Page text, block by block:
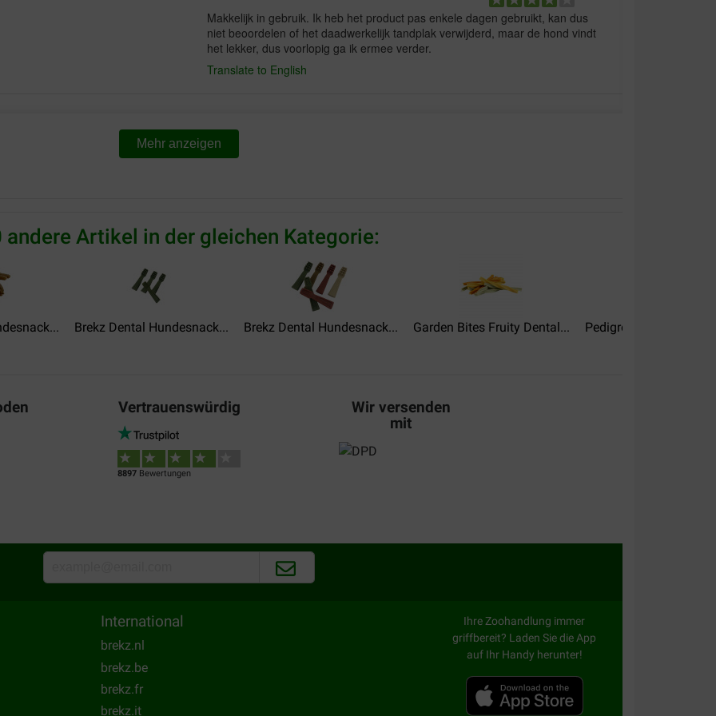
Makkelijk in gebruik. Ik heb het product pas enkele dagen gebruikt, kan dus
niet beoordelen of het daadwerkelijk tandplak verwijderd, maar de hond vindt
het lekker, dus voorlopig ga ik ermee verder.
Translate to English
01-07-2022
onze havanezer is al voor
en de honden
ik met doekje met
inwrijven en daarna de
Ruikt niet vies. Gemakkelijk in gebruik maar zie niet meteen effect. We zullen
het opgebruiken en als het niet werkt bestel ik de tandpasta.
ce produit me parait vraiment efficace, l'haleine de mon chien Saphir 16 ans
est beaucoup moins forte depuis que j'ai commencé le traitement.
Mehr anzeigen
andere Artikel in der gleichen Kategorie:
Brekz Dental Hundesnack... Brekz Dental Hundesnack... Garden Bites Fruity Dental... Pedigree Dentastix
Vertrauenswürdig
8897Bewertungen
Wir versenden
mit
International
brekz.nl
brekz.be
brekz.fr
brekz.it
Ihre Zoohandlung immer
griffbereit? Laden Sie die App
auf Ihr Handy herunter!